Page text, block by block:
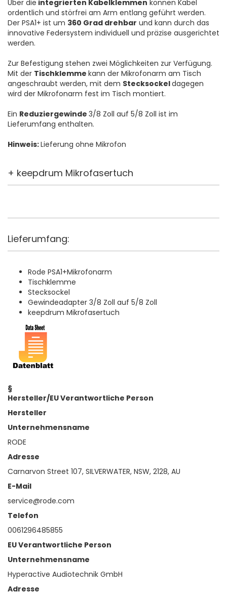
Über die integrierten Kabelklemmen können Kabel
ordentlich und störfrei am Arm entlang geführt werden.
Der PSA1+ ist um 360 Grad drehbar und kann durch das
innovative Federsystem individuell und präzise ausgerichtet
werden.
Zur Befestigung stehen zwei Möglichkeiten zur Verfügung.
Mit der Tischklemme kann der Mikrofonarm am Tisch
angeschraubt werden, mit dem Stecksockeldagegen
wird der Mikrofonarm fest im Tisch montiert.
Ein Reduziergewinde 3/8 Zoll auf 5/8 Zoll ist im
Lieferumfang enthalten.
Hinweis:Lieferung ohne Mikrofon
+ keepdrum Mikrofasertuch
Lieferumfang:
Rode PSA1+Mikrofonarm
Tischklemme
Stecksockel
Gewindeadapter 3/8 Zoll auf 5/8 Zoll
keepdrum Mikrofasertuch
§
Hersteller/EU Verantwortliche Person
Hersteller
Unternehmensname
RODE
Adresse
Carnarvon Street 107, SILVERWATER, NSW, 2128, AU
E-Mail
service@rode.com
Telefon
0061296485855
EU Verantwortliche Person
Unternehmensname
Hyperactive Audiotechnik GmbH
Adresse